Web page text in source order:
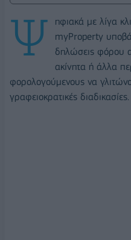
Ψ
ηφιακά με λίγα
myProperty
δηλώσεις φόρου
ακίνητα ή άλλα
φορολογούμενους να
γραφειοκρατικές διαδικασίες.